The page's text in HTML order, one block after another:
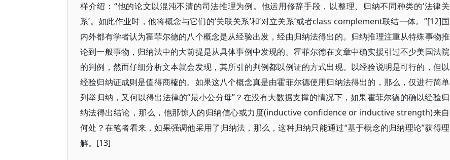
样介绍：“他的论文以混沌不清的司法推理为例。他运用修辞手段，以整理、归纳不同种类的‘法律关
系’。如此作业时，他将概念与它们的‘关联关系’和‘对立关系’或者class complement联结一体。”[12]国
内外都有学者认为霍菲尔德的八个概念是从经验出发，经由归纳法得出的。归纳推理注重从特殊事物推
论到一般事物，归纳法中的大前提是从具体事例中发现的。霍菲尔德在文章中确实援引过不少美国法院
的判例，然而仔细分析文本就会发现，其所引的判例都以例证的方式出现。以经验说明是可行的，但以
经验归纳证成则是值得商榷的。如果这八个概念真是由霍菲尔德使用归纳法得出的，那么，仅进行简单
列举归纳，又何以得出法律的“最小公分母”？在没有大数据支撑的情况下，如果霍菲尔德的确以经验归
纳法得出结论，那么，他那惊人的归纳信心或力度(inductive confidence or inductive strength)来自
何处？在笔者看来，如果强调他采用了归纳法，那么，这种归纳只能通过“基于概念的归纳理论”获得理
解。[13]